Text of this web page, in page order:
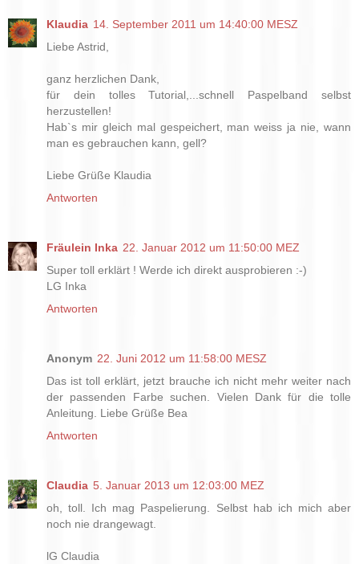
Klaudia 14. September 2011 um 14:40:00 MESZ
Liebe Astrid,
ganz herzlichen Dank,
für dein tolles Tutorial,...schnell Paspelband selbst
herzustellen!
Hab`s mir gleich mal gespeichert, man weiss ja nie, wann
man es gebrauchen kann, gell?
Liebe Grüße Klaudia
Antworten
Fräulein Inka 22. Januar 2012 um 11:50:00 MEZ
Super toll erklärt ! Werde ich direkt ausprobieren :-)
LG Inka
Antworten
Anonym 22. Juni 2012 um 11:58:00 MESZ
Das ist toll erklärt, jetzt brauche ich nicht mehr weiter nach
der passenden Farbe suchen. Vielen Dank für die tolle
Anleitung. Liebe Grüße Bea
Antworten
Claudia 5. Januar 2013 um 12:03:00 MEZ
oh, toll. Ich mag Paspelierung. Selbst hab ich mich aber
noch nie drangewagt.
lG Claudia